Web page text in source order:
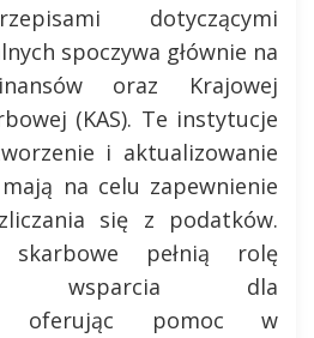
dotyczącymi
spoczywa głównie na
oraz Krajowej
(KAS). Te instytucje
i aktualizowanie
na celu zapewnienie
się z podatków.
skarbowe pełnią rolę
wsparcia dla
oferując pomoc w